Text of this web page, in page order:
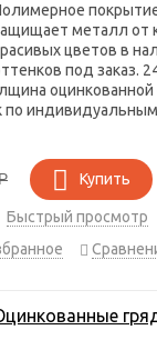
металл от
цветов в
под заказ.
оцинкованной
по
Купить
Быстрый просмотр